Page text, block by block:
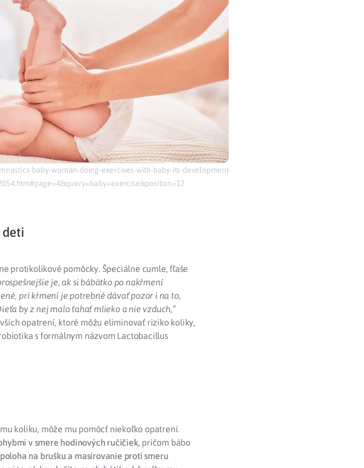
baby-woman-doing-exercises-with-baby-its-development-
deti
protikolikové pomôcky. Špeciálne cumle, fľaše
je, ak si bábätko po nakŕmení
pri kŕmení je potrebné dávať pozor i na to,
by z nej malo ťahať mlieko a nie vzduch,“
opatrení, ktoré môžu eliminovať riziko koliky,
s formálnym názvom Lactobacillus
koliku, môže mu pomôcť niekoľko opatrení.
v smere hodinových ručičiek, pričom bábo
poloha na brušku a masírovanie proti smeru